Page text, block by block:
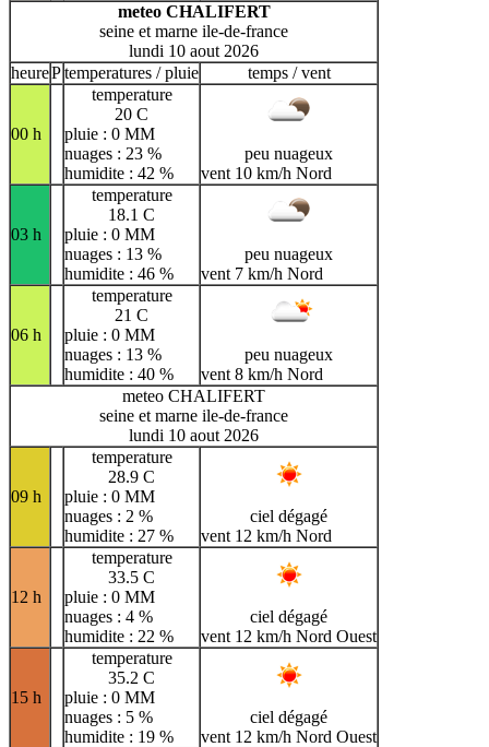
meteo CHALIFERT
seine et marne ile-de-france
lundi 10 aout 2026
heurePtemperatures / pluie temps / vent
00 h
temperature
20 C
pluie : 0 MM
nuages : 23 %
humidite : 42 %
peu nuageux
vent 10 km/h Nord
03 h
temperature
18.1 C
pluie : 0 MM
nuages : 13 %
humidite : 46 %
peu nuageux
vent 7 km/h Nord
06 h
temperature
21 C
pluie : 0 MM
nuages : 13 %
humidite : 40 %
peu nuageux
vent 8 km/h Nord
meteo CHALIFERT
seine et marne ile-de-france
lundi 10 aout 2026
09 h
temperature
28.9 C
pluie : 0 MM
nuages : 2 %
humidite : 27 %
ciel dégagé
vent 12 km/h Nord
12 h
temperature
33.5 C
pluie : 0 MM
nuages : 4 %
humidite : 22 %
ciel dégagé
vent 12 km/h Nord Ouest
15 h
temperature
35.2 C
pluie : 0 MM
nuages : 5 %
humidite : 19 %
ciel dégagé
vent 12 km/h Nord Ouest